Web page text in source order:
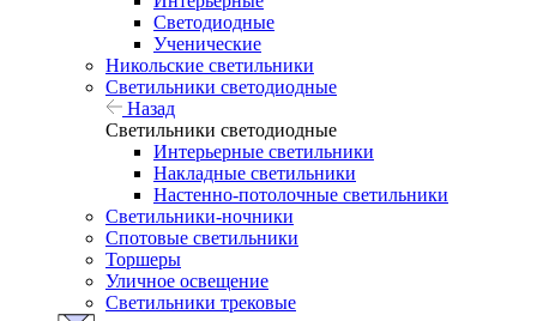
Светодиодные
Ученические
Никольские светильники
Светильники светодиодные
Назад
Светильники светодиодные
Интерьерные светильники
Накладные светильники
Настенно-потолочные светильники
Светильники-ночники
Спотовые светильники
Торшеры
Уличное освещение
Светильники трековые